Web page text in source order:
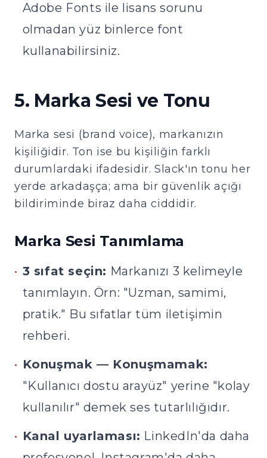
Adobe Fonts ile lisans sorunu
olmadan yüz binlerce font
kullanabilirsiniz.
5. Marka Sesi ve Tonu
Marka sesi (brand voice), markanızın
kişiliğidir. Ton ise bu kişiliğin farklı
durumlardaki ifadesidir. Slack'ın tonu her
yerde arkadaşça; ama bir güvenlik açığı
bildiriminde biraz daha ciddidir.
Marka Sesi Tanımlama
• 3 sıfat seçin: Markanızı 3 kelimeyle
tanımlayın. Örn: "Uzman, samimi,
pratik." Bu sıfatlar tüm iletişimin
rehberi.
• Konuşmak — Konuşmamak:
"Kullanıcı dostu arayüz" yerine "kolay
kullanılır" demek ses tutarlılığıdır.
• Kanal uyarlaması: LinkedIn'da daha